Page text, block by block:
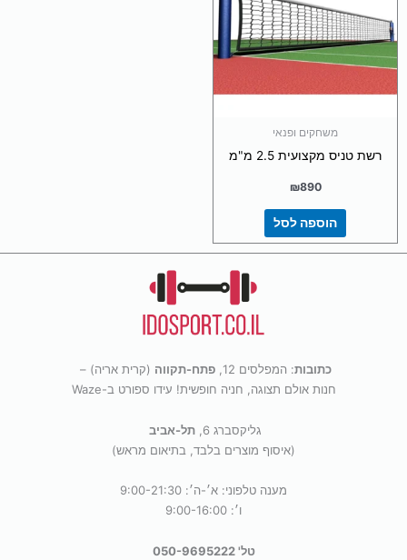
משחקים ופנאי
רשת טניס מקצועית 2.5 מ"מ
₪890
הוספה לסל
כתובות: המפלסים 12, פתח-תקווה (קרית אריה) –
חנות אולם תצוגה, חניה חופשית! עידו ספורט ב-Waze
גליקסברג 6,
תל-אביב
(איסוף מוצרים בלבד, בתיאום מראש)
מענה טלפוני: א׳-ה׳: 9:00-21:30
ו׳: 9:00-16:00
טל' 050-9695222